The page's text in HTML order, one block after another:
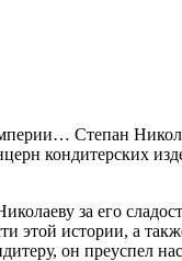
Степан
кондитерских
за его
этой истории, а
он преуспел